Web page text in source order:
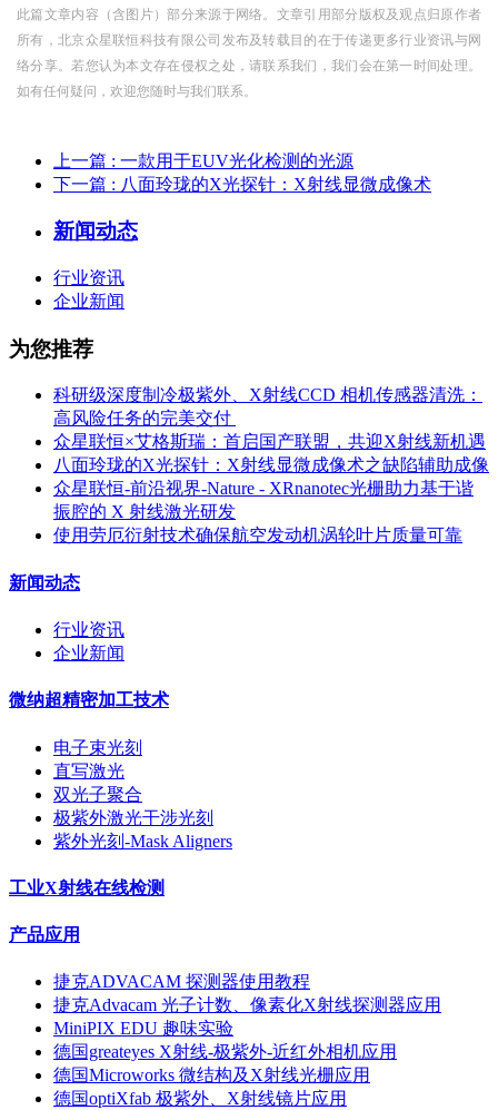
此篇文章内容（含图片）部分来源于网络。文章引用部分版权及观点归原作者
所有，北京众星联恒科技有限公司发布及转载目的在于传递更多行业资讯与网
络分享。若您认为本文存在侵权之处，请联系我们，我们会在第一时间处理。
如有任何疑问，欢迎您随时与我们联系。
上一篇 : 一款用于EUV光化检测的光源
下一篇 : 八面玲珑的X光探针：X射线显微成像术
新闻动态
行业资讯
企业新闻
为您推荐
科研级深度制冷极紫外、X射线CCD 相机传感器清洗：
高风险任务的完美交付 ​
众星联恒×艾格斯瑞：首启国产联盟，共迎X射线新机遇
八面玲珑的X光探针：X射线显微成像术之缺陷辅助成像
众星联恒-前沿视界-Nature - XRnanotec光栅助力基于谐
振腔的 X 射线激光研发
使用劳厄衍射技术确保航空发动机涡轮叶片质量可靠
新闻动态
行业资讯
企业新闻
微纳超精密加工技术
电子束光刻
直写激光
双光子聚合
极紫外激光干涉光刻
紫外光刻-Mask Aligners
工业X射线在线检测
产品应用
捷克ADVACAM 探测器使用教程
捷克Advacam 光子计数、像素化X射线探测器应用
MiniPIX EDU 趣味实验
德国greateyes X射线-极紫外-近红外相机应用
德国Microworks 微结构及X射线光栅应用
德国optiXfab 极紫外、X射线镜片应用